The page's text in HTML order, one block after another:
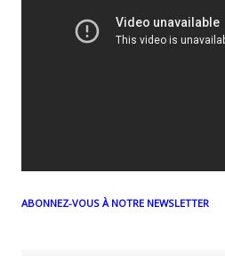
ABONNEZ-VOUS À NOTRE NEWSLETTER